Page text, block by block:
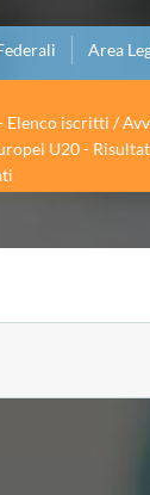
Area
Elenco iscritti /
U20 -